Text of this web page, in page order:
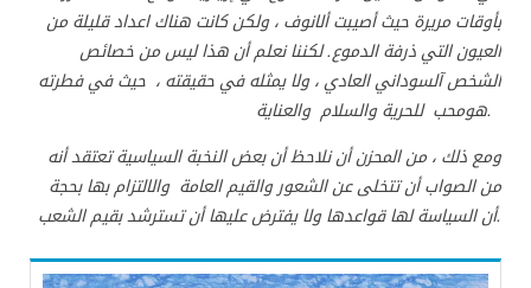
بأوقات مريرة حيث أصيبت ألانوف ، ولكن كانت هناك اعداد قليلة من
العيون التي ذرفة الدموع. لكننا نعلم أن هذا ليس من خصائص
الشخص آلسوداني العادي ، ولا يمثله في حقيقته ، حيث في فطرته
هومحب للحرية والسلام والعناية.
ومع ذلك ، من المحزن أن نلاحظ أن بعض النخبة السياسية تعتقد أنه
من الصواب أن تتخلى عن الشعور والقيم العامة والالتزام بها بحجة
أن السياسة لها قواعدها ولا يفترض عليها أن تسترشد بقيم الشعب .